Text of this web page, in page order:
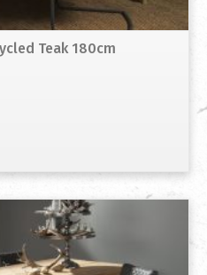
Teak 180cm